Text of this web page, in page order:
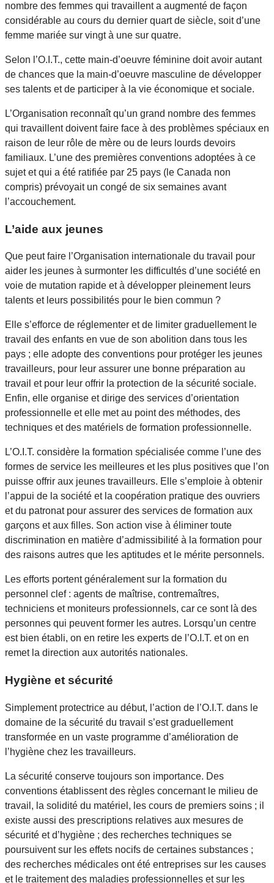
nombre des femmes qui travaillent a augmenté de façon
considérable au cours du dernier quart de siècle, soit d’une
femme mariée sur vingt à une sur quatre.
Selon l’O.I.T., cette main-d’oeuvre féminine doit avoir autant
de chances que la main-d’oeuvre masculine de développer
ses talents et de participer à la vie économique et sociale.
L’Organisation reconnaît qu’un grand nombre des femmes
qui travaillent doivent faire face à des problèmes spéciaux en
raison de leur rôle de mère ou de leurs lourds devoirs
familiaux. L’une des premières conventions adoptées à ce
sujet et qui a été ratifiée par 25 pays (le Canada non
compris) prévoyait un congé de six semaines avant
l’accouchement.
L’aide aux jeunes
Que peut faire l’Organisation internationale du travail pour
aider les jeunes à surmonter les difficultés d’une société en
voie de mutation rapide et à développer pleinement leurs
talents et leurs possibilités pour le bien commun ?
Elle s’efforce de réglementer et de limiter graduellement le
travail des enfants en vue de son abolition dans tous les
pays ; elle adopte des conventions pour protéger les jeunes
travailleurs, pour leur assurer une bonne préparation au
travail et pour leur offrir la protection de la sécurité sociale.
Enfin, elle organise et dirige des services d’orientation
professionnelle et elle met au point des méthodes, des
techniques et des matériels de formation professionnelle.
L’O.I.T. considère la formation spécialisée comme l’une des
formes de service les meilleures et les plus positives que l’on
puisse offrir aux jeunes travailleurs. Elle s’emploie à obtenir
l’appui de la société et la coopération pratique des ouvriers
et du patronat pour assurer des services de formation aux
garçons et aux filles. Son action vise à éliminer toute
discrimination en matière d’admissibilité à la formation pour
des raisons autres que les aptitudes et le mérite personnels.
Les efforts portent généralement sur la formation du
personnel clef : agents de maîtrise, contremaîtres,
techniciens et moniteurs professionnels, car ce sont là des
personnes qui peuvent former les autres. Lorsqu’un centre
est bien établi, on en retire les experts de l’O.I.T. et on en
remet la direction aux autorités nationales.
Hygiène et sécurité
Simplement protectrice au début, l’action de l’O.I.T. dans le
domaine de la sécurité du travail s’est graduellement
transformée en un vaste programme d’amélioration de
l’hygiène chez les travailleurs.
La sécurité conserve toujours son importance. Des
conventions établissent des règles concernant le milieu de
travail, la solidité du matériel, les cours de premiers soins ; il
existe aussi des prescriptions relatives aux mesures de
sécurité et d’hygiène ; des recherches techniques se
poursuivent sur les effets nocifs de certaines substances ;
des recherches médicales ont été entreprises sur les causes
et le traitement des maladies professionnelles et sur les